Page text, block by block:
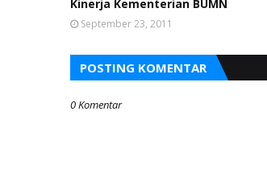
Kinerja Kementerian BUMN
September 23, 2011
POSTING KOMENTAR
0 Komentar